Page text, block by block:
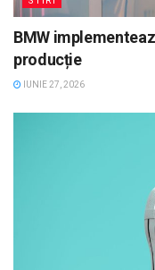
BMW
producție
IUNIE 27, 2026